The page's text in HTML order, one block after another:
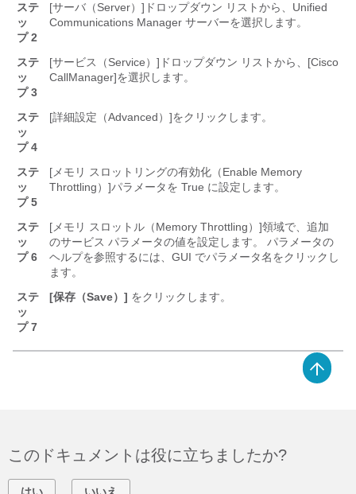
ステ
ッ
プ 2
[サーバ（Server）] ドロップダウン リストから、Unified
Communications Manager サーバーを選択します。
ステ
ッ
プ 3
[サービス（Service）] ドロップダウン リストから、[Cisco
CallManager]を選択します。
ステ
ッ
プ 4
[詳細設定（Advanced）]をクリックします。
ステ
ッ
プ 5
[メモリ スロットリングの有効化（Enable Memory
Throttling）]パラメータを True に設定します。
ステ
ッ
プ 6
[メモリ スロットル（Memory Throttling）]領域で、追加
のサービス パラメータの値を設定します。 パラメータの
ヘルプを参照するには、GUI でパラメータ名をクリックし
ます。
ステ
ッ
プ 7
[保存（Save）] をクリックします。
このドキュメントは役に立ちましたか?